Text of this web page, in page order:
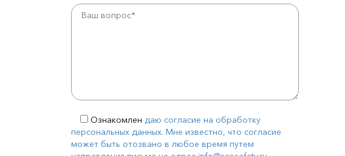
Ознакомлен даю согласие на обработку
персональных данных. Мне известно, что согласие
может быть отозвано в любое время путем